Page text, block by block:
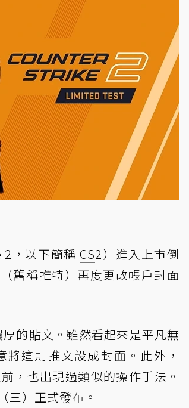
2，以下簡稱CS2）進入上市倒
舊稱推特）再度更改帳戶封面
的貼文。雖然看起來是平凡無
這則推文設成封面。此外，
，也出現過類似的操作手法。
三）正式發布。